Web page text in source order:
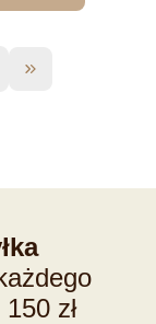
Przejdź do
zł